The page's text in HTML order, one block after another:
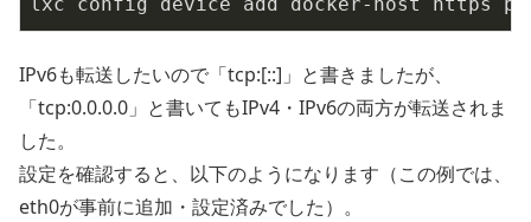
IPv6も転送したいので「tcp:[::]」と書きましたが、
「tcp:0.0.0.0」と書いてもIPv4・IPv6の両方が転送されま
した。
設定を確認すると、以下のようになります（この例では、
eth0が事前に追加・設定済みでした）。